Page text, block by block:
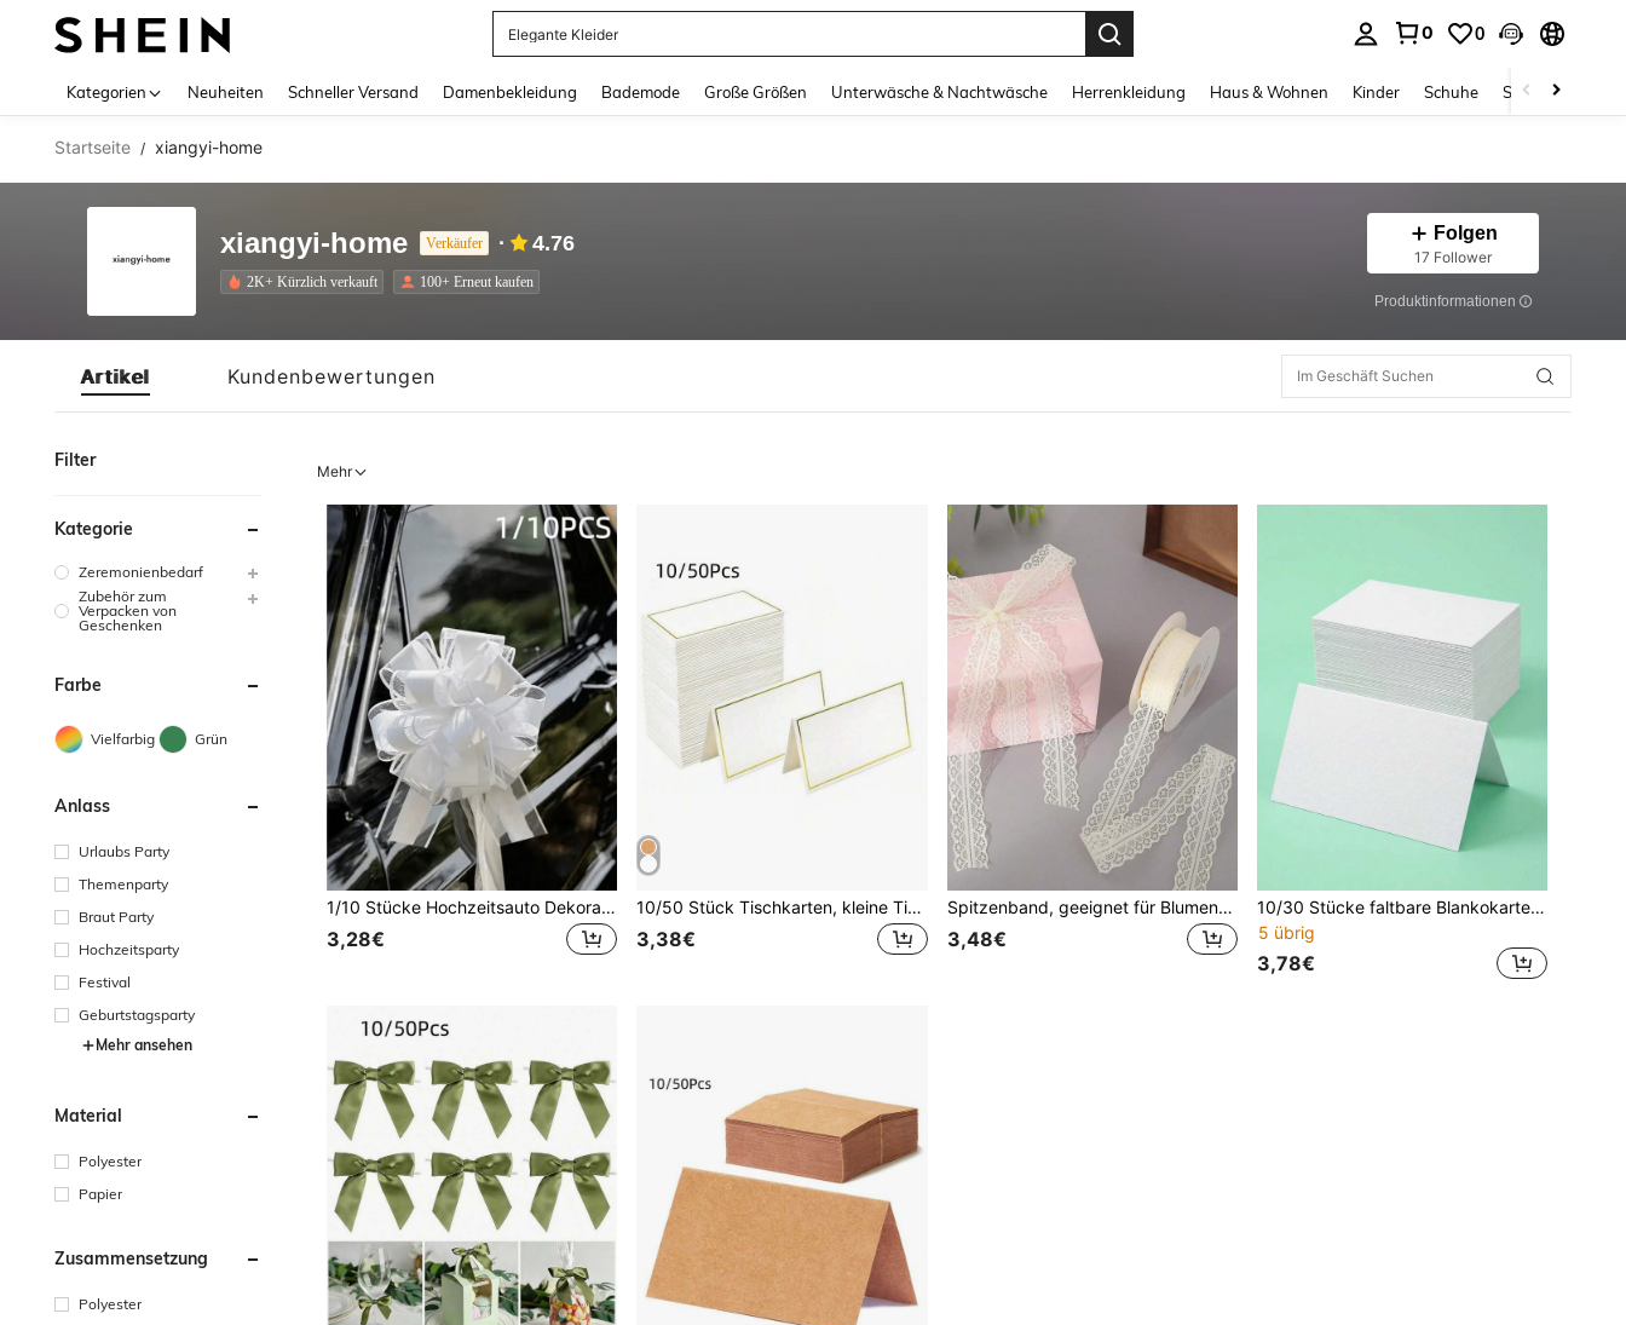
Elegante Kleider
0 0
Kategorien Neuheiten Schneller Versand Damenbekleidung Bademode Große Größen Unterwäsche & Nachtwäsche Herrenkleidung Haus & Wohnen Kinder Schuhe Schmuck &
Startseite / xiangyi-home
xiangyi-home Verkäufer 4.76
2K+ Kürzlich verkauft 100+ Erneut kaufen
Folgen
17 Follower
Produktinformationen
Artikel Kundenbewertungen
Filter
Kategorie
Zeremonienbedarf
Zubehör zum
Verpacken von
Geschenken
Farbe
Vielfarbig Grün
Anlass
Urlaubs Party
Themenparty
Braut Party
Hochzeitsparty
Festival
Geburtstagsparty
Mehr ansehen
Material
Polyester
Papier
Zusammensetzung
Polyester
Mehr
1/10 Stücke Hochzeitsauto Dekorationsschleifen, Rüschen Geschenkverpackungsbänder, Rosa/Weiß/Rot Hochzeitsauto Tür Dekorationsbänder, Hochzeits Dekorationsbänder, Treppen Dekorationsbänder, Griff Dekoration, Hochzeits Geschenk Dekorationsschleifen, geeignet für Hochzeitstisch und Stuhl Dekoration, Geschenk Dekoration, Verpackungsbox oder Blumen Dekoration, Jahrestag Geschenk Dekoration
3,28€
10/50 Stück Tischkarten, kleine Tischkarten mit Goldfolienrand, Hochzeitstischkarten, Namensschilder, Sitzkarten, gefaltete Hochzeitskarten, Dankeskarten, Grußkarten, einzigartige Tischkarten für Dinnerpartys, geeignet für Geburtstagsfeiern
3,38€
Spitzenband, geeignet für Blumenstraußverpackung, Tortendekoration, handgemachte DIY Geschenkschleife, Geburtstaggeschenkverpackung, Party, Hochzeitsgeschenkdekoration
3,48€
10/30 Stücke faltbare Blankokarten, ungefaltete Größe 4 x 3,5 Zoll, gefaltete Größe 3,5 x 2 Zoll; aus dickem Karton, geeignet für Hochzeitseinladungen, Dankeskarten, Grußkarten und verschiedene DIY-Anlässe (Weiß)
5 übrig
3,78€